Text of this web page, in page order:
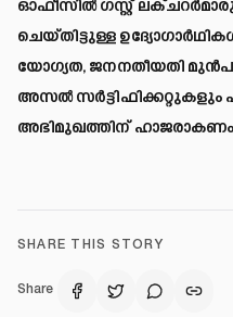
ഓഫീസിൽ ഗസ്റ്റ്
ചെയ്തിട്ടുള്ള
യോഗ്യത, ജനനതീയതി
അസൽ സർട്ടിഫിക്കറ്റുകളും
അഭിമുഖത്തിന്
SHARE THIS STORY
Share